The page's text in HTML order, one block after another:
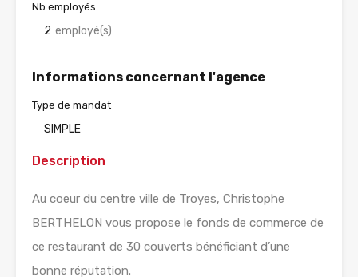
Nb employés
2 employé(s)
Informations concernant l'agence
Type de mandat
SIMPLE
Description
Au coeur du centre ville de Troyes, Christophe
BERTHELON vous propose le fonds de commerce de
ce restaurant de 30 couverts bénéficiant d’une
bonne réputation.